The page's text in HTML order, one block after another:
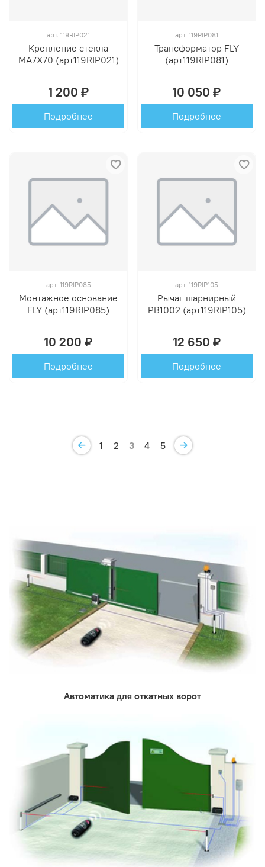
арт. 119RIP021
Крепление стекла
MA7Х70 (арт119RIP021)
1 200 ₽
Подробнее
арт. 119RIP081
Трансформатор FLY
(арт119RIP081)
10 050 ₽
Подробнее
арт. 119RIP085
Монтажное основание
FLY (арт119RIP085)
10 200 ₽
Подробнее
арт. 119RIP105
Рычаг шарнирный
PB1002 (арт119RIP105)
12 650 ₽
Подробнее
1 2 3 4 5
Автоматика для откатных ворот